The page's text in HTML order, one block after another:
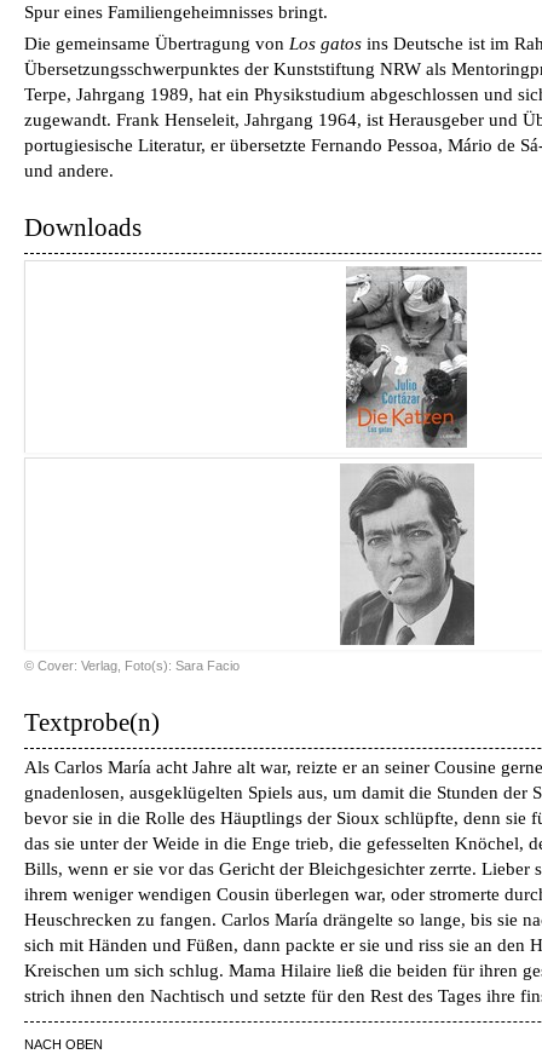
Spur eines Familiengeheimnisses bringt.
Die gemeinsame Übertragung von Los gatos ins Deutsche ist im
Übersetzungsschwerpunktes der Kunststiftung NRW als
Terpe, Jahrgang 1989, hat ein Physikstudium abgeschlossen und
zugewandt. Frank Henseleit, Jahrgang 1964, ist Herausgeber und
portugiesische Literatur, er übersetzte Fernando Pessoa, Mário de
und andere.
Downloads
© Cover: Verlag, Foto(s): Sara Facio
Textprobe(n)
Als Carlos María acht Jahre alt war, reizte er an seiner Cousine
gnadenlosen, ausgeklügelten Spiels aus, um damit die Stunden der
bevor sie in die Rolle des Häuptlings der Sioux schlüpfte, denn sie
das sie unter der Weide in die Enge trieb, die gefesselten Knöchel,
Bills, wenn er sie vor das Gericht der Bleichgesichter zerrte. Lieber
ihrem weniger wendigen Cousin überlegen war, oder stromerte
Heuschrecken zu fangen. Carlos María drängelte so lange, bis sie
sich mit Händen und Füßen, dann packte er sie und riss sie an den
Kreischen um sich schlug. Mama Hilaire ließ die beiden für ihren
strich ihnen den Nachtisch und setzte für den Rest des Tages ihre
NACH OBEN